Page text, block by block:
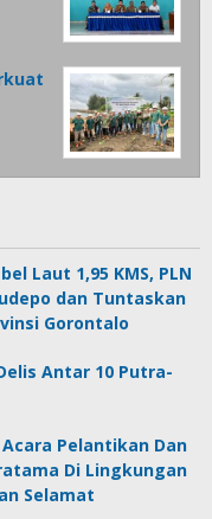
Laut 1,95 KMS, PLN
dan Tuntaskan
Gorontalo
Antar 10 Putra-
Pelantikan Dan
Di Lingkungan
Selamat